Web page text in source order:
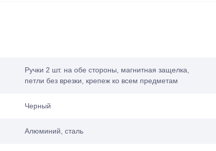
Ручки 2 шт. на обе стороны, магнитная защелка,
петли без врезки, крепеж ко всем предметам
Черный
Алюминий, сталь